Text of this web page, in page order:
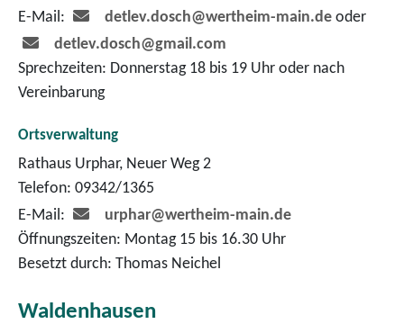
E-Mail:
detlev.dosch@wertheim-main.de oder
detlev.dosch@gmail.com
Sprechzeiten: Donnerstag 18 bis 19 Uhr oder nach
Vereinbarung
Ortsverwaltung
Rathaus Urphar, Neuer Weg 2
Telefon: 09342/1365
E-Mail:
urphar@wertheim-main.de
Öffnungszeiten: Montag 15 bis 16.30 Uhr
Besetzt durch: Thomas Neichel
Waldenhausen